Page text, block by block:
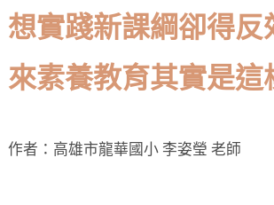
想實踐新課綱卻得反
來素養教育其實是這
作者：高雄市龍華國小 李姿瑩 老師